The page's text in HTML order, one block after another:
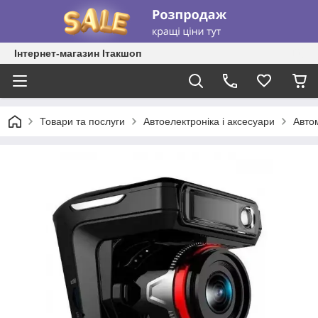
Інтернет-магазин Ітакшоп
Товари та послуги Автоелектроніка і аксесуари